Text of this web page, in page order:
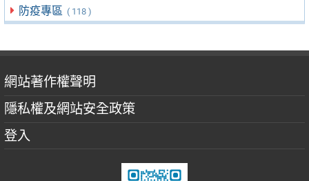
防疫專區 ( 118 )
網站著作權聲明
隱私權及網站安全政策
登入